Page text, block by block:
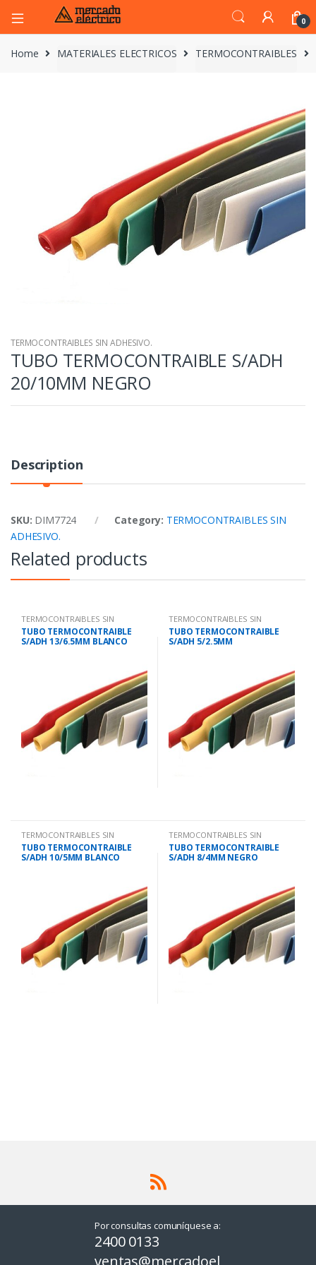
0
Home MATERIALES ELECTRICOS TERMOCONTRAIBLES
TERMOCONTRAIBLES SIN ADHESIVO.
TUBO TERMOCONTRAIBLE S/ADH
20/10MM NEGRO
Description
SKU: DIM7724 Category: TERMOCONTRAIBLES SIN
ADHESIVO.
Related products
TERMOCONTRAIBLES SIN
ADHESIVO.
TUBO TERMOCONTRAIBLE
S/ADH 13/6.5MM BLANCO
TERMOCONTRAIBLES SIN
ADHESIVO.
TUBO TERMOCONTRAIBLE
S/ADH 5/2.5MM
TERMOCONTRAIBLES SIN
ADHESIVO.
TUBO TERMOCONTRAIBLE
S/ADH 10/5MM BLANCO
TERMOCONTRAIBLES SIN
ADHESIVO.
TUBO TERMOCONTRAIBLE
S/ADH 8/4MM NEGRO
Por consultas comuníquese a:
2400 0133